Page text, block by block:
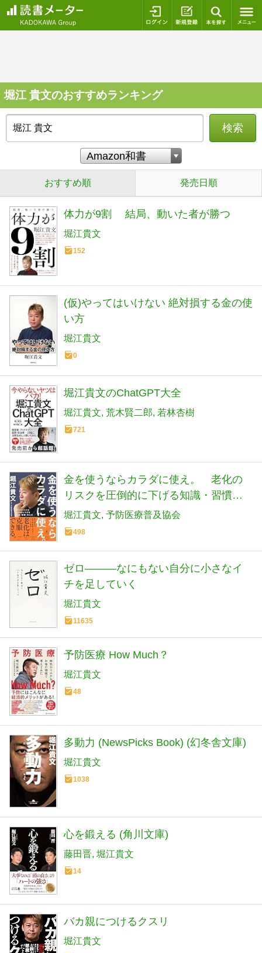
ログイン 新規登録
堀江 貴文のおすすめランキング
検索
おすすめ順 発売日順
体力が9割 結局、動いた者が勝つ
堀江貴文
152
(仮)やってはいけない 絶対損する金の使
い方
堀江貴文
0
堀江貴文のChatGPT大全
堀江貴文 荒木賢二郎 若林杏樹
721
金を使うならカラダに使え。 老化の
リスクを圧倒的に下げる知識・習慣・
考え方
堀江貴文 予防医療普及協会
498
ゼロ―――なにもない自分に小さなイ
チを足していく
堀江貴文
11635
予防医療 How Much？
堀江貴文
48
多動力 (NewsPicks Book) (幻冬舎文庫)
堀江貴文
1038
心を鍛える (角川文庫)
藤田晋 堀江貴文
14
バカ親につけるクスリ
堀江貴文